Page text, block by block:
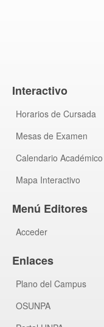
Interactivo
Horarios de Cursada
Mesas de Examen
Calendario Académico
Mapa Interactivo
Menú Editores
Acceder
Enlaces
Plano del Campus
OSUNPA